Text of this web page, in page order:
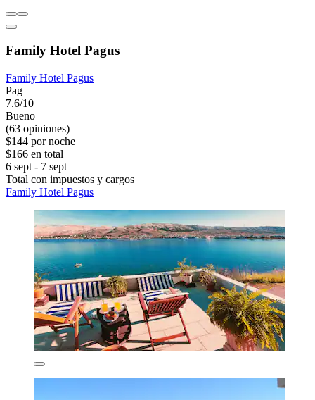
Family Hotel Pagus
Family Hotel Pagus
Pag
7.6/10
Bueno
(63 opiniones)
$144 por noche
$166 en total
6 sept - 7 sept
Total con impuestos y cargos
Family Hotel Pagus